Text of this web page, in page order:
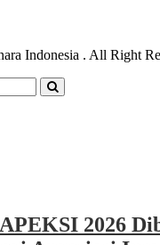
Indonesia . All Right
2026